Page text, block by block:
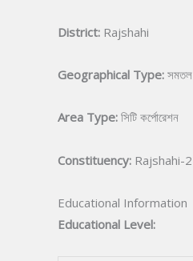
District: Rajshahi
Geographical Type: সমতল
Area Type: সিটি কর্পোরেশন
Constituency: Rajshahi-2
Educational Information
Educational Level: